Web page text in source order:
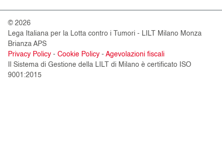
© 2026
Lega Italiana per la Lotta contro i Tumori - LILT Milano Monza
Brianza APS
Privacy Policy - Cookie Policy - Agevolazioni fiscali
Il Sistema di Gestione della LILT di Milano è certificato ISO
9001:2015